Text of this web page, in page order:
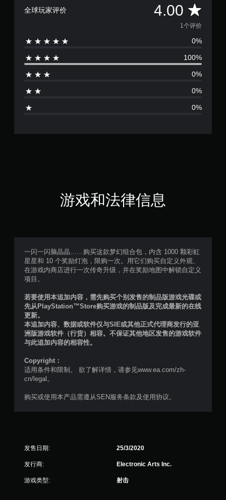
全球玩家评价 4.00 平
均
评
价
颗
（
，
1
评
价
1个评价
0%
100%
0%
0%
0%
游戏和法律信息
一闪一闪脑晶晶……购买这款梦幻组合包，内含 1000 颗彩虹
星星和 10 个奖励灯泡，限购一次。用它们购买自定义外观、
在游戏内商店进行一次传奇升级，并在奖励地图中解锁自定义
项目。
若要使用本追加内容，需先购买个别发售的制品版游戏光碟或
先从PlayStation™Store购买游戏的制品版及完成最新的在线
更新。
本追加内容、数据或软件仅与SIE或其他正式代理商发行的亚
洲版游戏软件（行货）相容。不保证其他地区发售的游戏软件
与此追加内容的相容性。
Copyright：
适用条件和限制。 欲了解详情，请参见www.ea.com/zh-
cn/legal。
购买或使用本产品需遵从SEN服务条款及使用协议。
发售日期: 25/3/2020
发行商: Electronic Arts Inc.
游戏类型: 射击